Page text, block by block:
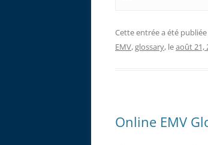
Cette entrée a été
EMV,glossary, leaoût 21,
Online EMV